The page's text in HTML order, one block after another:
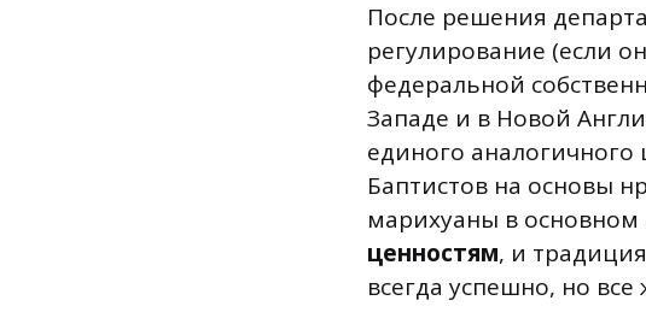
После решения
регулирование (если
федеральной
Западе и в Новой
единого
Баптистов на основы
марихуаны в основном
ценностям, и
всегда успешно, но